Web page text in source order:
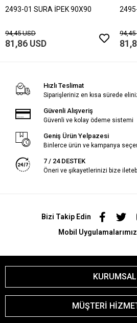
2493-01 SURA İPEK 90X90
94,45 USD
81,86 USD
94,45
Hızlı Teslimat
Siparişleriniz en kısa sürede
Güvenli Alışveriş
Güvenli ve kolay ödeme sistemi
Geniş Ürün Yelpazesi
Binlerce ürün ve kampanya
7 / 24 DESTEK
Öneri ve şikayetlerinizi bize
Bizi Takip Edin
Mobil Uygulamalarımız
KURUMSAL
MÜŞTERİ